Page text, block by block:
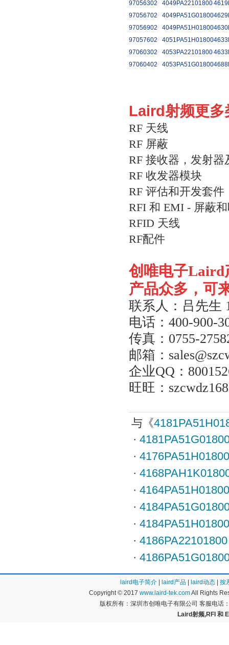
97056302 4049PA22101800
97056702
4049PA51G01800
97056902
4049PA51H01800
97057602
4051PA51H01800
97060302
4053PA22101800
97060402
4053PA51G01800
Laird射频更多
RF 天线
RF 屏蔽
RF 接收器，发射
RF 收发器模块
RF 评估和开发套件
RFI 和 EMI - 屏蔽
RFID 天线
RF配件
创唯电子Laird
产品众多，可
联系人：吕先生
电话： 400-900-
传真： 0755-
邮箱：
企业QQ ：
旺旺：
与《
·
· 4176PA51H01800
·
· 4164PA51H01800
·
· 4184PA51H01800
· 4186PA22101800
·
laird电子简介 laird产品 laird动态
按
Copyright © 2017 www.laird-tek.comAll Rights
版权所有：深圳市创唯电子有限公司 客服电话
Laird射频,RFI 和